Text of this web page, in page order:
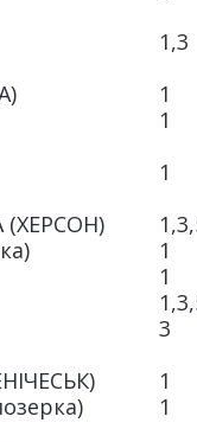
1,3
1
1
1
1
1
3
1
1